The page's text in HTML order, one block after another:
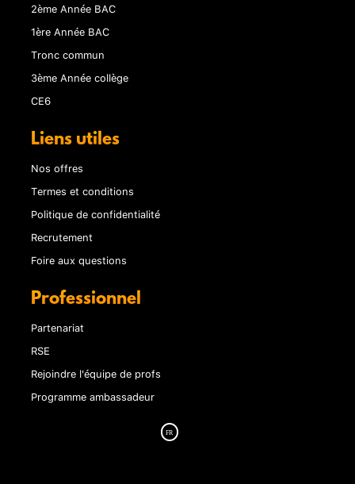
2ème Année BAC
1ère Année BAC
Tronc commun
3ème Année collège
CE6
Liens utiles
Nos offres
Termes et conditions
Politique de confidentialité
Recrutement
Foire aux questions
Professionnel
Partenariat
RSE
Rejoindre l'équipe de profs
Programme ambassadeur